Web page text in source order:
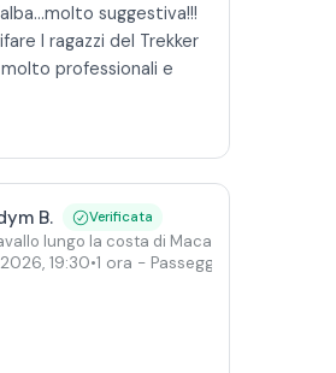
suggestiva!!!
I ragazzi del Trekker
professionali e
B. Verificata
lungo la costa di Macari al tramonto
, 19:30•1 ora - Passeggiata al tramonto